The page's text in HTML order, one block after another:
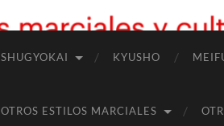
SHUGYOKAI KYUSHO
OTROS ESTILOS MARCIALES